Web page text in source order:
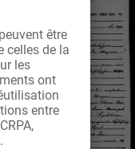
être
celles de la
les
ont
entre